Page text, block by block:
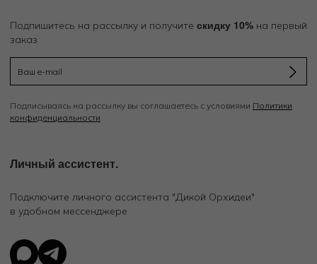
Подпишитесь на рассылку и получите скидку 10% на первый
заказ
Подписываясь на рассылку вы соглашаетесь с условиями Политики
конфиденциальности
Личный ассистент.
Подключите личного ассистента "Дикой Орхидеи"
в удобном мессенджере